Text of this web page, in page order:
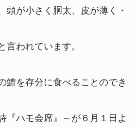
頭が小さく胴太、皮が薄く・
言われています。
鱧を存分に食べることのでき
『ハモ会席』～が６月１日よ